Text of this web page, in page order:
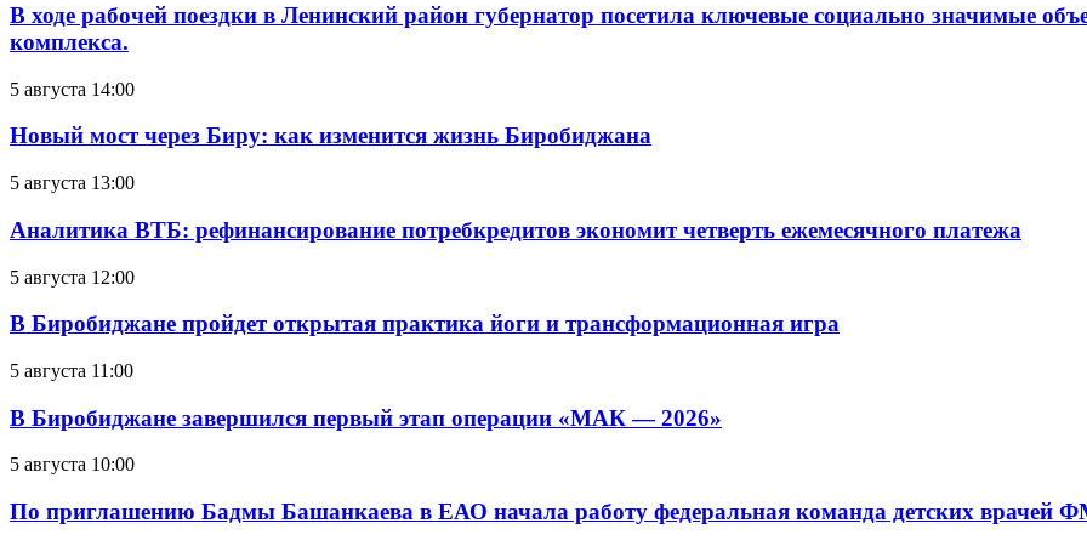
В ходе рабочей поездки в Ленинский район губернатор посетила ключевые социально значимые
комплекса.
5 августа 14:00
Новый мост через Биру: как изменится жизнь Биробиджана
5 августа 13:00
Аналитика ВТБ: рефинансирование потребкредитов экономит четверть ежемесячного платежа
5 августа 12:00
В Биробиджане пройдет открытая практика йоги и трансформационная игра
5 августа 11:00
В Биробиджане завершился первый этап операции «МАК — 2026»
5 августа 10:00
По приглашению Бадмы Башанкаева в ЕАО начала работу федеральная команда детских врачей